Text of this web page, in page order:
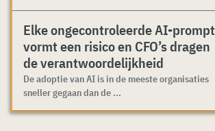
Elke ongecontroleerde AI-prompt
vormt een risico en CFO’s dragen
de verantwoordelijkheid
De adoptie van AI is in de meeste organisaties
sneller gegaan dan de ...